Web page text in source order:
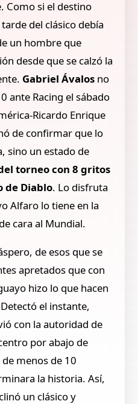
Como si el destino
del clásico debía
un hombre que
desde que se calzó la
Gabriel Ávalos no
ante Racing el sábado
Ricardo Enrique
de confirmar que lo
sino un estado de
torneo con 8 gritos
de Diablo. Lo disfruta
Alfaro lo tiene en la
cara al Mundial.
de esos que se
apretados que con
hizo lo que hacen
el instante,
con la autoridad de
por abajo de
menos de 10
la historia. Así,
un clásico y